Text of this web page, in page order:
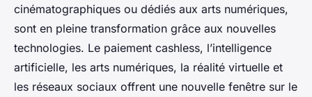
cinématographiques ou dédiés aux arts numériques,
sont en pleine transformation grâce aux nouvelles
technologies. Le paiement cashless, l’intelligence
artificielle, les arts numériques, la réalité virtuelle et
les réseaux sociaux offrent une nouvelle fenêtre sur le